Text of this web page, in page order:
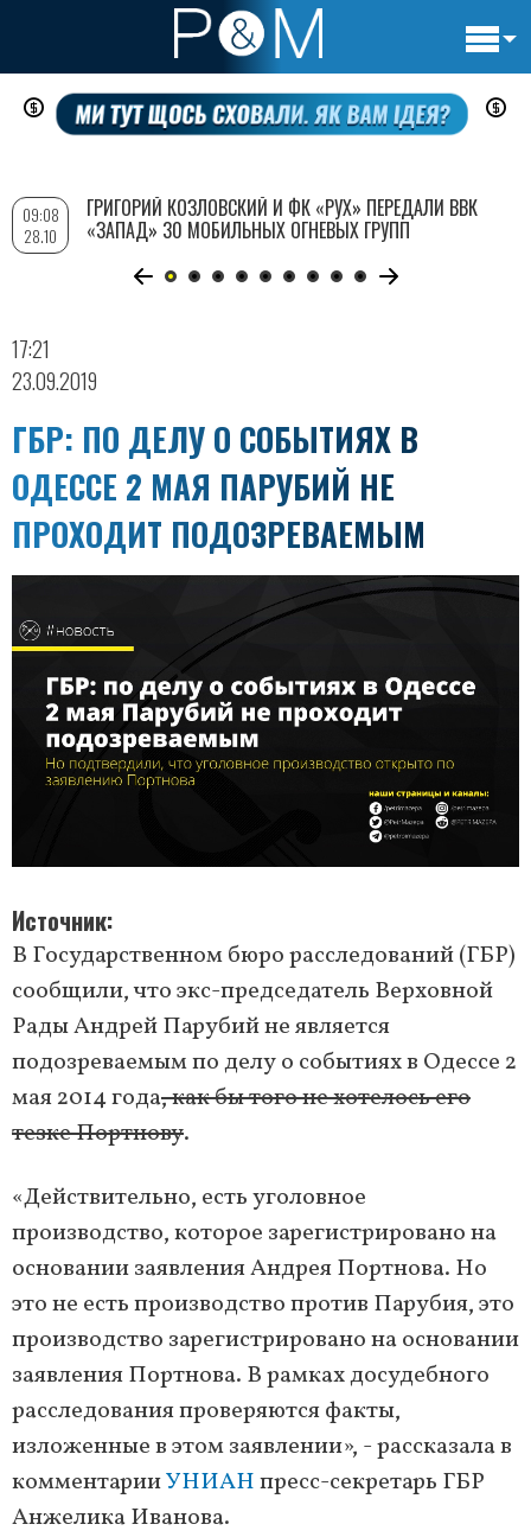
Перейти
содержанию
17:21
23.09.2019
ГБР: ПО ДЕЛУ О СОБЫТИЯХ В
ОДЕССЕ 2 МАЯ ПАРУБИЙ НЕ
ПРОХОДИТ ПОДОЗРЕВАЕМЫМ
Источник
В Государственном бюро расследований (ГБР)
сообщили, что экс-председатель Верховной
Рады Андрей Парубий не является
подозреваемым по делу о событиях в Одессе 2
мая 2014 года, как бы того не хотелось его
тезке Портнову.
«Действительно, есть уголовное
производство, которое зарегистрировано на
основании заявления Андрея Портнова. Но
это не есть производство против Парубия, это
производство зарегистрировано на основании
заявления Портнова. В рамках досудебного
расследования проверяются факты,
изложенные в этом заявлении», - рассказала в
комментарииУНИАНпресс-секретарь ГБР
Анжелика Иванова.
09:08
28.10
ГРИГОРИЙ КОЗЛОВСКИЙ И ФК «РУХ» ПЕРЕДАЛИ ВВК
«ЗАПАД» 30 МОБИЛЬНЫХ ОГНЕВЫХ ГРУПП